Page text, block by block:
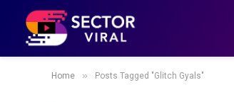
Home » Posts Tagged "Glitch Gyals"